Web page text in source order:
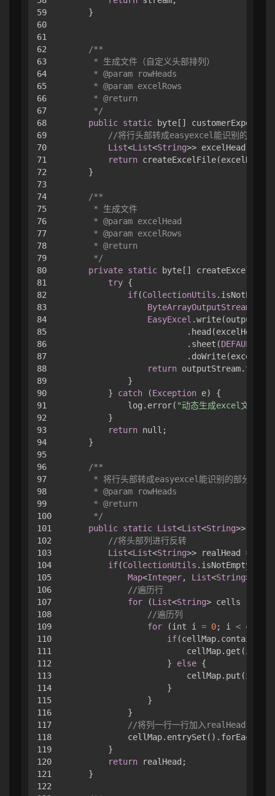
59
60
61
62
63
64
65
66
67
68
69
70
71
72
73
74
75
76
77
78
79
80
81
82
83
84
85
86
87
88
89
90
91
92
93
94
95
96
97
98
99
100
101
102
103
104
105
106
107
108
109
110
111
112
113
114
115
116
117
118
119
120
121
122
    }
/**
     * 生成文件（自定义头部排列）
     * @param rowHeads
     * @param excelRows
     * @return
     */
public static byte[]
//将行头部转成easyexcel能识别的部分
List<List<String>> excelHead
return createExcelFile(excelHead,
    }
/**
     * 生成文件
     * @param excelHead
     * @param excelRows
     * @return
     */
private static byte[] createExcelFile(
try {
if(CollectionUtils
ByteArrayOutputStream
EasyExcel
                        .head(excelHead)
                        .sheet(
return
            }
        }
catch (Exception e) {
            log.error(
"动态生成excel文件失
        }
return null;
    }
/**
     * 将行头部转成easyexcel能识别的部分
     * @param rowHeads
     * @return
     */
public static List<List<String>>
//将头部列进行反转
List<List<String>> realHead =
if(CollectionUtils
Map<Integer, List<String>>
//遍历行
for (List<String> cells :
//遍历列
for (int i = 0; i <
if
                    }
else {
                        cellMap.put(i,
                    }
                }
            }
//将列一行一行加入realHead
        }
return realHead;
    }